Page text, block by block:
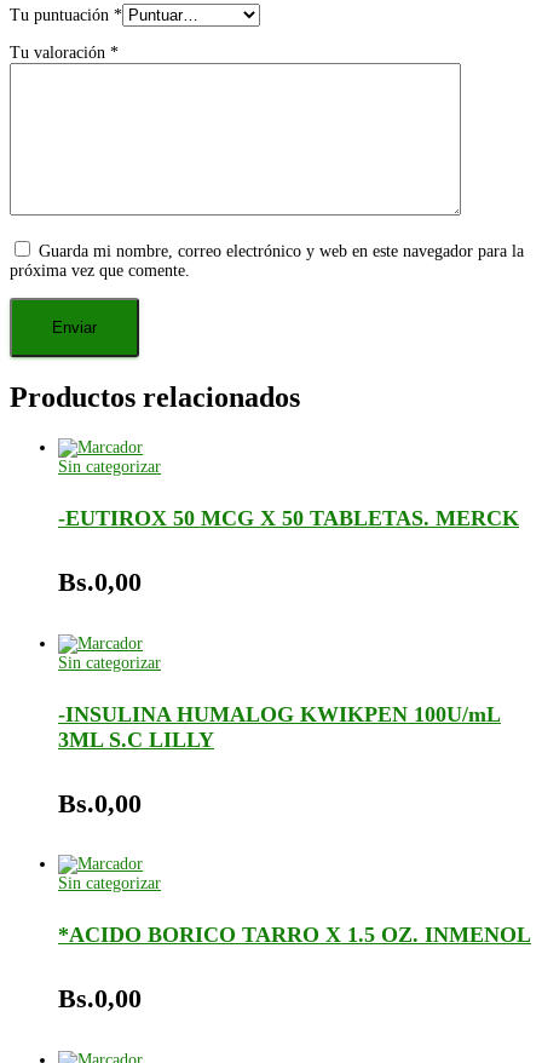
Tu puntuación *
Tu valoración *
Guarda mi nombre, correo electrónico y web en este navegador para la
próxima vez que comente.
Productos relacionados
Sin categorizar
-EUTIROX 50 MCG X 50 TABLETAS. MERCK
Bs.0,00
Sin categorizar
-INSULINA HUMALOG KWIKPEN 100U/mL
3ML S.C LILLY
Bs.0,00
Sin categorizar
*ACIDO BORICO TARRO X 1.5 OZ. INMENOL
Bs.0,00